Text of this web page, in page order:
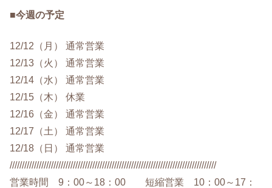
■今週の予定
12/12（月） 通常営業
12/13（火） 通常営業
12/14（水） 通常営業
12/15（木） 休業
12/16（金） 通常営業
12/17（土） 通常営業
12/18（日） 通常営業
/////////////////////////////////////////////////////////////////////////////////////
営業時間 9：00～18：00 短縮営業 10：00～17：